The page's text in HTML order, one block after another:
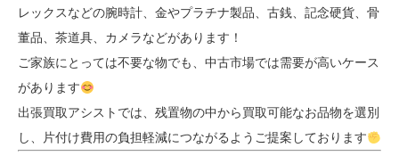
レックスなどの腕時計、金やプラチナ製品、古銭、記念硬貨、骨
董品、茶道具、カメラなどがあります！
ご家族にとっては不要な物でも、中古市場では需要が高いケース
があります
出張買取アシストでは、残置物の中から買取可能なお品物を選別
し、片付け費用の負担軽減につながるようご提案しております